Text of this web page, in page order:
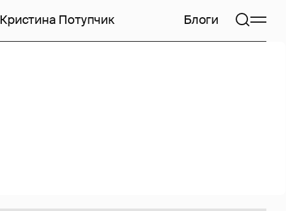
Кристина Потупчик Блоги